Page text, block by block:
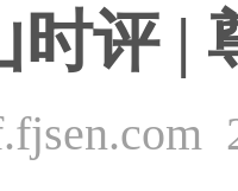
时评 |